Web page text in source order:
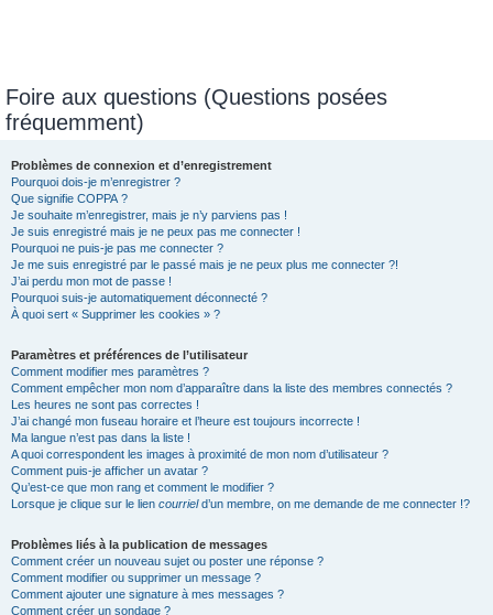
Foire aux questions (Questions posées
fréquemment)
Problèmes de connexion et d’enregistrement
Pourquoi dois-je m’enregistrer ?
Que signifie COPPA ?
Je souhaite m’enregistrer, mais je n’y parviens pas !
Je suis enregistré mais je ne peux pas me connecter !
Pourquoi ne puis-je pas me connecter ?
Je me suis enregistré par le passé mais je ne peux plus me connecter ?!
J’ai perdu mon mot de passe !
Pourquoi suis-je automatiquement déconnecté ?
À quoi sert « Supprimer les cookies » ?
Paramètres et préférences de l’utilisateur
Comment modifier mes paramètres ?
Comment empêcher mon nom d’apparaître dans la liste des membres connectés ?
Les heures ne sont pas correctes !
J’ai changé mon fuseau horaire et l’heure est toujours incorrecte !
Ma langue n’est pas dans la liste !
A quoi correspondent les images à proximité de mon nom d’utilisateur ?
Comment puis-je afficher un avatar ?
Qu’est-ce que mon rang et comment le modifier ?
Lorsque je clique sur le lien courrield’un membre, on me demande de me connecter !?
Problèmes liés à la publication de messages
Comment créer un nouveau sujet ou poster une réponse ?
Comment modifier ou supprimer un message ?
Comment ajouter une signature à mes messages ?
Comment créer un sondage ?